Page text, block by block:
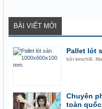
BÀI VIẾT MỚI
Pallet lót
bởikimchi8 ,
Chuyên
toàn quốc